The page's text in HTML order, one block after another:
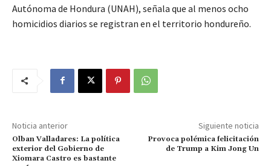
Autónoma de Hondura (UNAH), señala que al menos ocho
homicidios diarios se registran en el territorio hondureño.
Noticia anterior
Olban Valladares: La política
exterior del Gobierno de
Xiomara Castro es bastante
Siguiente noticia
Provoca polémica felicitación
de Trump a Kim Jong Un